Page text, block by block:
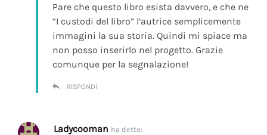
Pare che questo libro esista davvero, e che ne
“I custodi del libro” l’autrice semplicemente
immagini la sua storia. Quindi mi spiace ma
non posso inserirlo nel progetto. Grazie
comunque per la segnalazione!
RISPONDI
Ladycooman ha detto: